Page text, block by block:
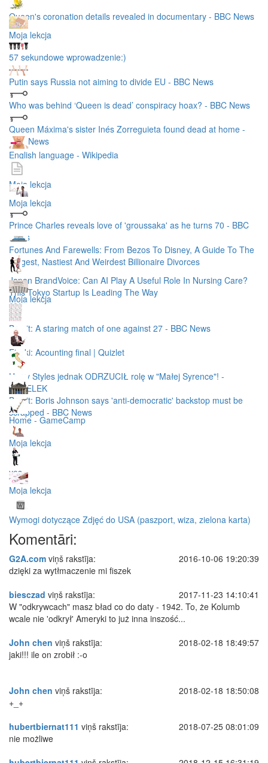
Queen's coronation details revealed in documentary - BBC News
Moja lekcja
57 sekundowe wprowadzenie:)
Putin says Russia not aiming to divide EU - BBC News
Who was behind ‘Queen is dead’ conspiracy hoax? - BBC News
Queen Máxima's sister Inés Zorreguieta found dead at home -
BBC News
English language - Wikipedia
Moja lekcja
Moja lekcja
Prince Charles reveals love of 'groussaka' as he turns 70 - BBC
News
Fortunes And Farewells: From Bezos To Disney, A Guide To The
Biggest, Nastiest And Weirdest Billionaire Divorces
Japan BrandVoice: Can AI Play A Useful Role In Nursing Care?
This Tokyo Startup Is Leading The Way
Moja lekcja
Brexit: A staring match of one against 27 - BBC News
Fiszki: Acounting final | Quizlet
Harry Styles jednak ODRZUCIŁ rolę w "Małej Syrence"! -
PUDELEK
Brexit: Boris Johnson says 'anti-democratic' backstop must be
scrapped - BBC News
Home - GameCamp
Moja lekcja
yes
Moja lekcja
Wymogi dotyczące Zdjęć do USA (paszport, wiza, zielona karta)
Komentāri:
G2A.com viņš rakstīja:
2016-10-06 19:20:39
dzięki za wytłmaczenie mi fiszek
biesczad viņš rakstīja:
2017-11-23 14:10:41
W "odkrywcach" masz bład co do daty - 1942. To, że Kolumb
wcale nie 'odkrył' Ameryki to już inna inszość...
John chen viņš rakstīja:
2018-02-18 18:49:57
jaki!!! ile on zrobił :-o
John chen viņš rakstīja:
2018-02-18 18:50:08
+_+
hubertbiernat111 viņš rakstīja:
2018-07-25 08:01:09
nie możliwe